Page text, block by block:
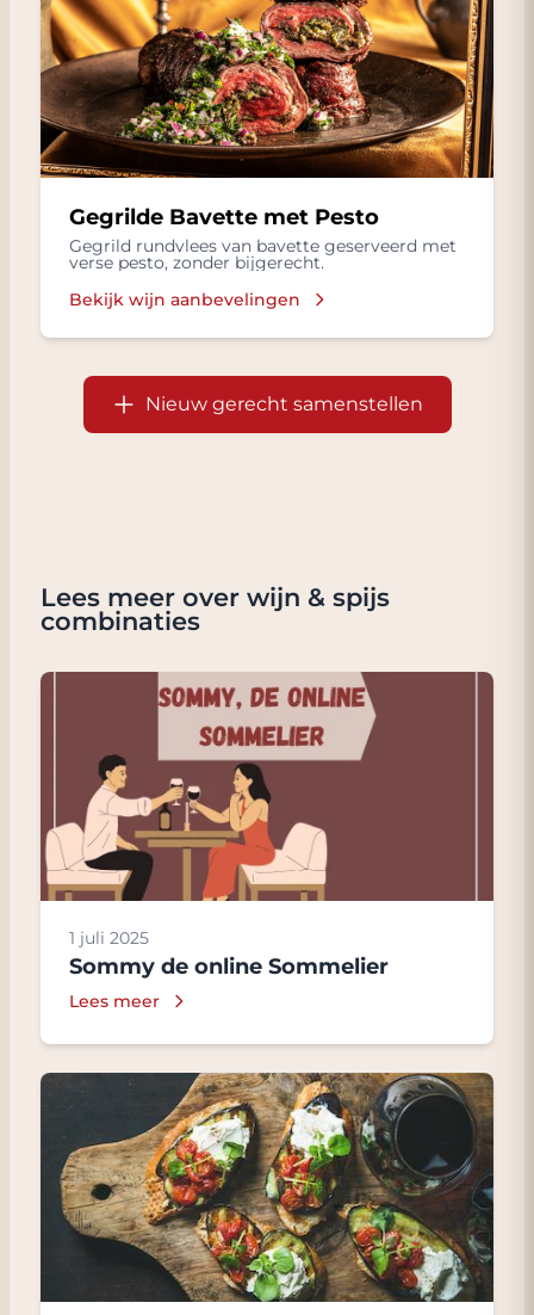
Gegrilde Bavette met Pesto
Gegrild rundvlees van bavette geserveerd met
verse pesto, zonder bijgerecht.
Bekijk wijn aanbevelingen
Nieuw gerecht samenstellen
Lees meer over wijn & spijs
combinaties
1 juli 2025
Sommy de online Sommelier
Lees meer